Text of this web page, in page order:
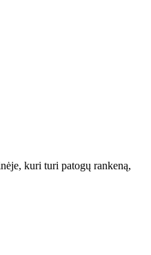
kuri turi patogų rankeną,